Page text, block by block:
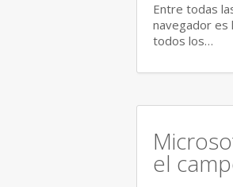
Entre todas
navegador es
todos los…
el